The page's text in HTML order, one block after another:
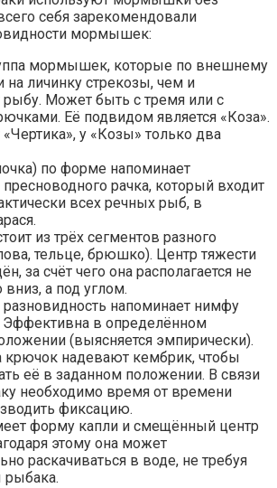
себя зарекомендовали
мормышек:
мормышек, которые по внешнему
на личинку стрекозы, чем и
Может быть с тремя или с
Её подвидом является «Коза».
«Чертика», у «Козы» только два
по форме напоминает
рачка, который входит
всех речных рыб, в
из трёх сегментов разного
тельце, брюшко). Центр тяжести
за счёт чего она располагается не
вниз, а под углом.
напоминает нимфу
Эффективна в определённом
(выясняется эмпирически).
крючок надевают кембрик, чтобы
её в заданном положении. В связи
необходимо время от времени
фиксацию.
форму капли и смещённый центр
этому она может
раскачиваться в воде, не требуя
рыбака.